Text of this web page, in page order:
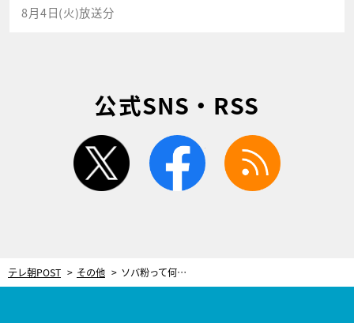
8月4日(火)放送分
公式SNS・RSS
twitter facebook
テレ朝POST その他 ソバ粉って何の粉？「もちろん知ってますよね」と問われた浜田雅功「…ん？」